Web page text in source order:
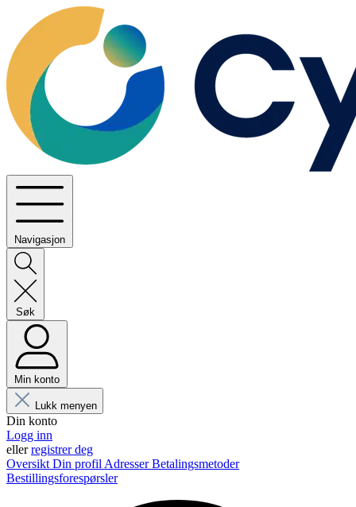
Navigasjon
Søk
Min konto
Lukk menyen
Din konto
Logg inn
ellerregistrer deg
Oversikt Din profil AdresserBetalingsmetoder
Bestillingsforespørsler